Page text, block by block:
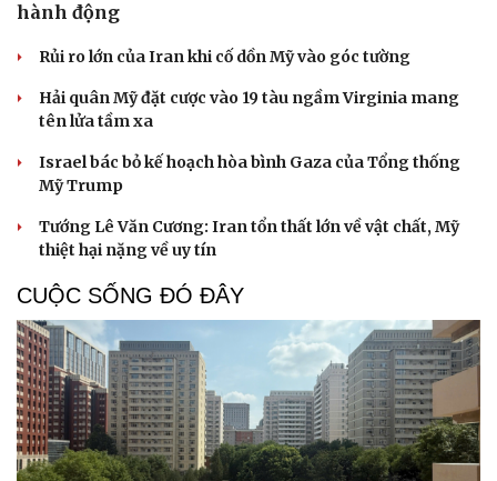
Tư vấn
check-in
Cửa sổ tình yêu
hành động
Rủi ro lớn của Iran khi cố dồn Mỹ vào góc tường
Hải quân Mỹ đặt cược vào 19 tàu ngầm Virginia mang
tên lửa tầm xa
Israel bác bỏ kế hoạch hòa bình Gaza của Tổng thống
Mỹ Trump
Tướng Lê Văn Cương: Iran tổn thất lớn về vật chất, Mỹ
thiệt hại nặng về uy tín
CUỘC SỐNG ĐÓ ĐÂY